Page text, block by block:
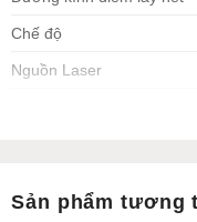
Chế độ
Nguồn Laser
Hệ thống dẫn hướng ánh
Trong lĩnh vực thẩm
Sản phẩm tương